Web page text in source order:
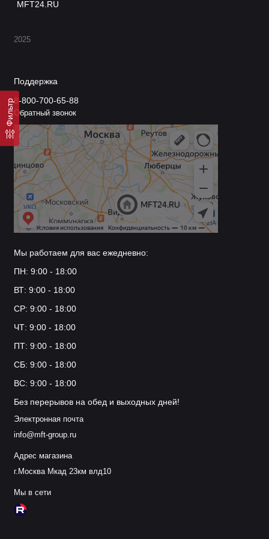
Фильтр
Аварийные ситуации
Как выбрать подходящие
антибуксы?
При выборе учитывайте:
Вес вашего автомобиля
Условия эксплуатации
Размер колес
Бюджет
Где купить?
Приобрести антибуксы можно прямо сейчас. Мы
Широкий ассортимент моделей
Разные типы конструкций
Гарантию качества
Профессиональную консультацию
MFT24.RU
2025
Поддержка
8-800-700-65-88
Обратный звонок
Мы работаем для вас ежедневно:
ПН: 9:00 - 18:00
ВТ: 9:00 - 18:00
СР: 9:00 - 18:00
ЧТ: 9:00 - 18:00
ПТ: 9:00 - 18:00
СБ: 9:00 - 18:00
ВС: 9:00 - 18:00
Без перерывов на обед и выходных дней!
Электронная почта
info@mft-group.ru
Адрес магазина
г.Москва Мкад 23км влд10
Мы в сети